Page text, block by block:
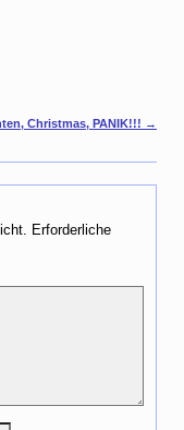
Christmas, PANIK!!! →
Erforderliche